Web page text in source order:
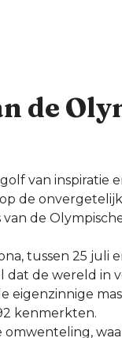
de
van inspiratie
de
de
tussen 25 juli
dat de wereld in
eigenzinnige
kenmerkten.